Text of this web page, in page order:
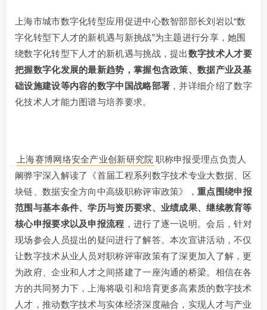
上海市城市数字化转型应用促进中心数智部部长刘岩以“数
字化转型下人才的新机遇与新挑战”为主题进行分享，她围
绕数字化转型下人才的新机遇与挑战，提出数字技术人才要
把握数字化发展的最新趋势，掌握包含政策、数据产业及基
础设施建设等内容的数字中国战略部署 ，并详细介绍了数字
化技术人才能力图谱与培养要求。
上海赛博网络安全产业创新研究院 职称申报受理点负责人
阚骅宇深入解读了《首届工程系列数字技术专业大数据、区
块链、数据安全方向中高级职称评审政策》， 重点围绕申报
范围与基本条件、学历与资历要求、业绩成果、继续教育等
核心申报要求以及申报流程 ，进行了逐一说明。会后，针对
现场参会人员提出的疑问进行了解答。本次宣讲活动，不仅
让数字技术从业人员对职称评审政策有了深更加入了解，更
为政府、企业和人才之间搭建了一座沟通的桥梁。相信在各
方的共同努力下，上海将吸引和培育更多高素质的数字技术
人才，推动数字技术与实体经济深度融合，实现人才与产业